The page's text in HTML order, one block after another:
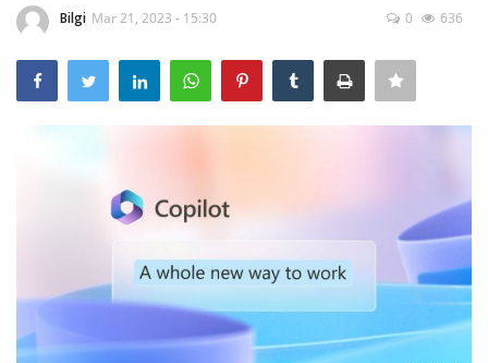
İletişim
Yapay Zeka
Üniversite Yayınları
Enerji
Tubitak
Bilgi Mar 21, 2023 - 15:30 0 636